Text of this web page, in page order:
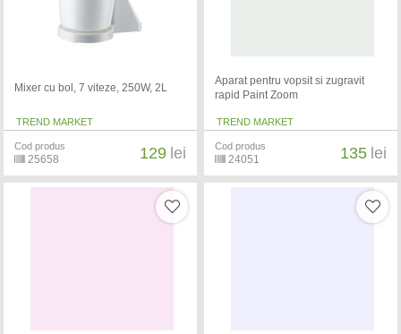
Mixer cu bol, 7 viteze, 250W, 2L
TREND MARKET
Cod produs
25658 129 lei
Aparat pentru vopsit si zugravit
rapid Paint Zoom
TREND MARKET
Cod produs
24051 135 lei